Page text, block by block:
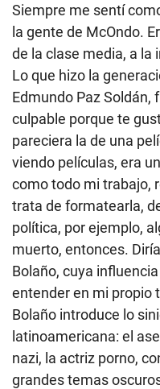
Siempre me sentí
la gente de McOndo.
de la clase media, a la
Lo que hizo la
Edmundo Paz Soldán,
culpable porque te
pareciera la de una
viendo películas, era
como todo mi trabajo,
trata de formatearla,
política, por ejemplo,
muerto, entonces.
Bolaño, cuya
entender en mi propio
Bolaño introduce lo
latinoamericana: el
nazi, la actriz porno,
grandes temas